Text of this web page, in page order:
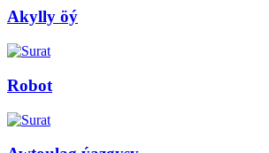
Akylly öý
Robot